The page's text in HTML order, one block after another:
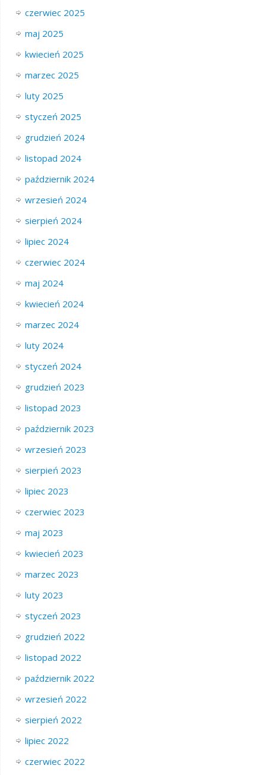
czerwiec 2025
maj 2025
kwiecień 2025
marzec 2025
luty 2025
styczeń 2025
grudzień 2024
listopad 2024
październik 2024
wrzesień 2024
sierpień 2024
lipiec 2024
czerwiec 2024
maj 2024
kwiecień 2024
marzec 2024
luty 2024
styczeń 2024
grudzień 2023
listopad 2023
październik 2023
wrzesień 2023
sierpień 2023
lipiec 2023
czerwiec 2023
maj 2023
kwiecień 2023
marzec 2023
luty 2023
styczeń 2023
grudzień 2022
listopad 2022
październik 2022
wrzesień 2022
sierpień 2022
lipiec 2022
czerwiec 2022